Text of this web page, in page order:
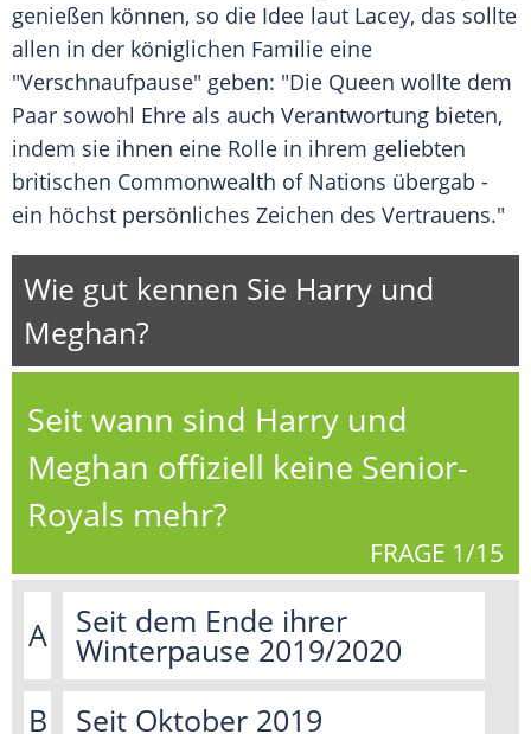
genießen können, so die Idee laut Lacey, das sollte
allen in der königlichen Familie eine
"Verschnaufpause" geben: "Die Queen wollte dem
Paar sowohl Ehre als auch Verantwortung bieten,
indem sie ihnen eine Rolle in ihrem geliebten
britischen Commonwealth of Nations übergab -
ein höchst persönliches Zeichen des Vertrauens."
Wie gut kennen Sie Harry und
Meghan?
Seit wann sind Harry und
Meghan offiziell keine Senior-
Royals mehr?
FRAGE 1/15
A Seit dem Ende ihrer
Winterpause 2019/2020
B
Seit Oktober 2019